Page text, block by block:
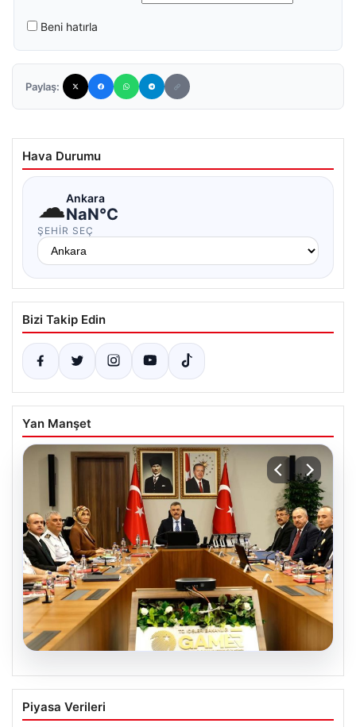
Beni hatırla
Paylaş:
Hava Durumu
☁Ankara
NaN°C
ŞEHIR SEÇ
Bizi Takip Edin
Yan Manşet
Organize Suçla Mücadele Toplantısı ve
Güvenlik Vizyonu
Piyasa Verileri